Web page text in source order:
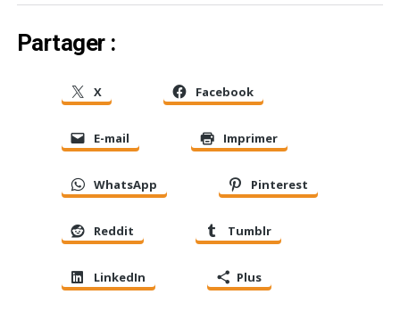
Partager :
X Facebook
E-mail Imprimer
WhatsApp Pinterest
Reddit Tumblr
LinkedIn Plus